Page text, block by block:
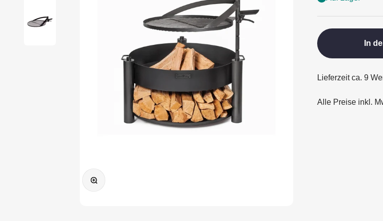
Bild vergrößern
In
Lieferzeit ca. 9
Alle Preise inkl.